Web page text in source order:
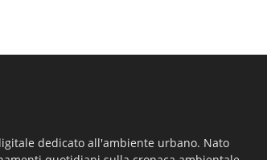
dedicato all'ambiente urbano. Nato